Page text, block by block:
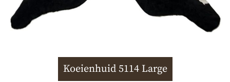
Koeienhuid 5114 Large